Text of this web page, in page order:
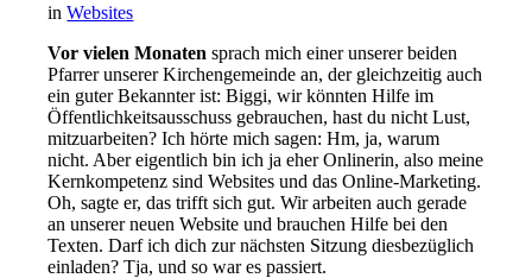
inWebsites
Vor vielen Monaten sprach mich einer unserer beiden
Pfarrer unserer Kirchengemeinde an, der gleichzeitig auch
ein guter Bekannter ist: Biggi, wir könnten Hilfe im
Öffentlichkeitsausschuss gebrauchen, hast du nicht Lust,
mitzuarbeiten? Ich hörte mich sagen: Hm, ja, warum
nicht. Aber eigentlich bin ich ja eher Onlinerin, also meine
Kernkompetenz sind Websites und das Online-Marketing.
Oh, sagte er, das trifft sich gut. Wir arbeiten auch gerade
an unserer neuen Website und brauchen Hilfe bei den
Texten. Darf ich dich zur nächsten Sitzung diesbezüglich
einladen? Tja, und so war es passiert.